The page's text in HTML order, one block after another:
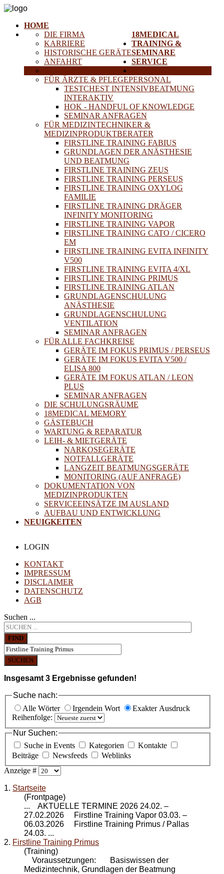
HOME
18MEDICAL
DIE FIRMA
KARRIERE
HISTORISCHE GERÄTE
ANFAHRT
TRAINING &
SEMINARE
FÜR ÄRZTE & PFLEGEPERSONAL
TESTCHEST INTENSIVBEATMUNG
INTERAKTIV
HOK - HANDFUL OF KNOWLEDGE
SEMINAR ANFRAGEN
FÜR MEDIZINTECHNIKER &
MEDIZINPRODUKTBERATER
FIRSTLINE TRAINING FABIUS
GRUNDLAGEN DER ANÄSTHESIE
UND BEATMUNG
FIRSTLINE TRAINING ZEUS
FIRSTLINE TRAINING PERSEUS
FIRSTLINE TRAINING OXYLOG
FAMILIE
FIRSTLINE TRAINING DRÄGER
INFINITY MONITORING
FIRSTLINE TRAINING VAPOR
FIRSTLINE TRAINING CATO / CICERO
EM
FIRSTLINE TRAINING EVITA INFINITY
V500
FIRSTLINE TRAINING EVITA 4/XL
FIRSTLINE TRAINING PRIMUS
FIRSTLINE TRAINING ATLAN
GRUNDLAGENSCHULUNG
ANÄSTHESIE
GRUNDLAGENSCHULUNG
VENTILATION
SEMINAR ANFRAGEN
FÜR ALLE FACHKREISE
GERÄTE IM FOKUS PRIMUS / PERSEUS
GERÄTE IM FOKUS EVITA V500 /
ELISA 800
GERÄTE IM FOKUS ATLAN / LEON
PLUS
SEMINAR ANFRAGEN
DIE SCHULUNGSRÄUME
18MEDICAL MEMORY
GÄSTEBUCH
SERVICE
WARTUNG & REPARATUR
LEIH- & MIETGERÄTE
NARKOSEGERÄTE
NOTFALLGERÄTE
LANGZEIT BEATMUNGSGERÄTE
MONITORING (AUF ANFRAGE)
DOKUMENTATION VON
MEDIZINPRODUKTEN
SERVICEEINSÄTZE IM AUSLAND
AUFBAU UND ENTWICKLUNG
NEUIGKEITEN
LOGIN
KONTAKT
IMPRESSUM
DISCLAIMER
DATENSCHUTZ
AGB
Suchen ...
FIND
SUCHEN
Insgesamt 3 Ergebnisse gefunden!
Suche nach:
Alle Wörter
Irgendein Wort
Exakter Ausdruck
Reihenfolge:
Nur Suchen:
Suche in Events
Kategorien
Kontakte
Beiträge
Newsfeeds
Weblinks
Anzeige #
1. Startseite
(Frontpage)
... AKTUELLE TERMINE 2026 24.02. –
27.02.2026 Firstline Training Vapor 03.03. –
06.03.2026
Firstline Training Primus / Pallas
24.03. ...
2. Firstline Training Primus
(Training)
Voraussetzungen: Basiswissen der
Medizintechnik, Grundlagen der Beatmung